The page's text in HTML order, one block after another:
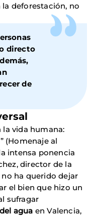
deforestación, no
directo
de
la vida humana:
(Homenaje al
intensa ponencia
director de la
no ha querido dejar
el bien que hizo un
sufragar
agua en Valencia,